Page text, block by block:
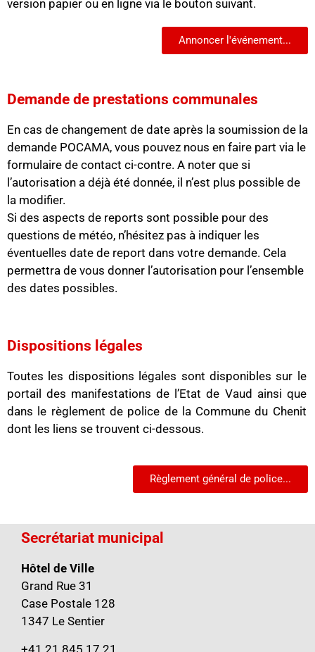
version papier ou en ligne via le bouton suivant.
Annoncer l'événement...
Demande de prestations communales
En cas de changement de date après la soumission de la
demande POCAMA, vous pouvez nous en faire part via le
formulaire de contact ci-contre. A noter que si
l’autorisation a déjà été donnée, il n’est plus possible de
la modifier.
Si des aspects de reports sont possible pour des
questions de météo, n’hésitez pas à indiquer les
éventuelles date de report dans votre demande. Cela
permettra de vous donner l’autorisation pour l’ensemble
des dates possibles.
Dispositions légales
Toutes les dispositions légales sont disponibles sur le
portail des manifestations de l’Etat de Vaud ainsi que
dans le règlement de police de la Commune du Chenit
dont les liens se trouvent ci-dessous.
Règlement général de police...
Secrétariat municipal
Hôtel de Ville
Grand Rue 31
Case Postale 128
1347 Le Sentier
+41 21 845 17 21